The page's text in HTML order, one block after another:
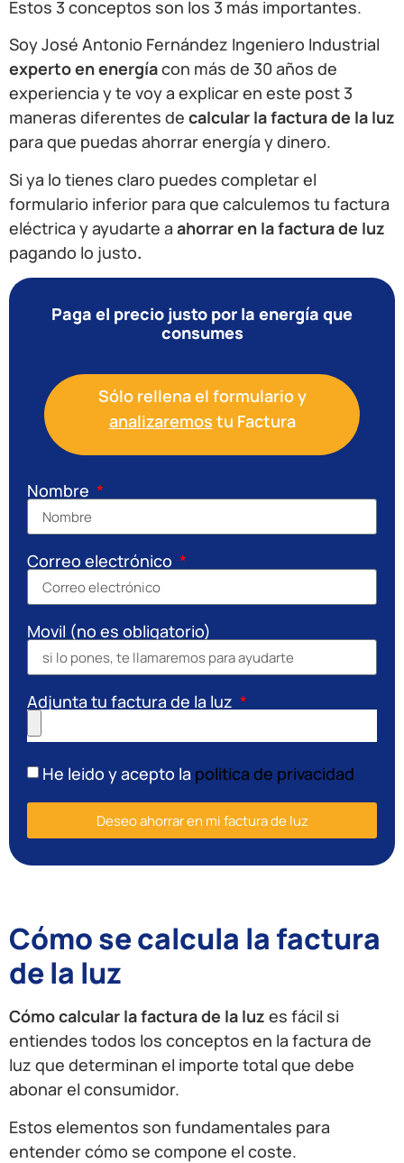
Estos 3 conceptos son los 3 más importantes.
Soy José Antonio Fernández Ingeniero Industrial
experto en energíacon más de 30 años de
experiencia y te voy a explicar en este post 3
maneras diferentes de calcular la factura de la luz
para que puedas ahorrar energía y dinero.
Si ya lo tienes claro puedes completar el
formulario inferior para que calculemos tu factura
eléctrica y ayudarte a ahorrar en la factura de luz
pagando lo justo.
Paga el precio justo por la energía que
consumes
Sólo rellena el formulario y
analizaremos tu Factura
Nombre
Correo electrónico
Movil (no es obligatorio)
Adjunta tu factura de la luz
He leido y acepto la politica de privacidad
Deseo ahorrar en mi factura de luz
Cómo se calcula la factura
de la luz
Cómo calcular la factura de la luz es fácil si
entiendes todos los conceptos en la factura de
luz que determinan el importe total que debe
abonar el consumidor.
Estos elementos son fundamentales para
entender cómo se compone el coste.